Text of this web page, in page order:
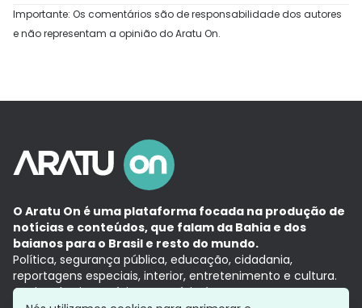
Importante: Os comentários são de responsabilidade dos autores
e não representam a opinião do Aratu On.
O Aratu On é uma plataforma focada na produção de
notícias e conteúdos, que falam da Bahia e dos
baianos para o Brasil e resto do mundo.
Política, segurança pública, educação, cidadania,
reportagens especiais, interior, entretenimento e cultura.
Aqui, tudo vira notícia e a notícia é no tempo presente,